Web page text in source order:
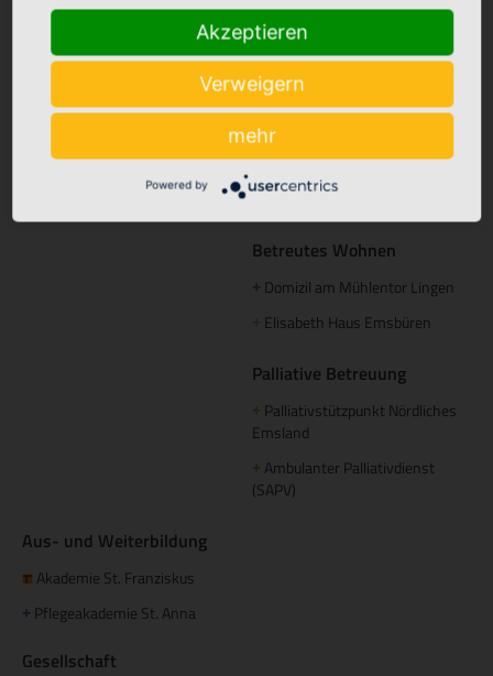
Instagram
St. Bonifatius
Hospitalgesellschaft
Ambulante Pflege
+Caritas Altenhilfe Emsland
+Caritas Sozialstation Lingen
Ambulante Pflege Sögel
Betreutes Wohnen
Domizil am Mühlentor Lingen
Elisabeth Haus Emsbüren
Palliative Betreuung
+ Palliativstützpunkt Nördliches
Emsland
+ Ambulanter Palliativdienst
(SAPV)
Aus- und Weiterbildung
Akademie St. Franziskus
+ Pflegeakademie St. Anna
Gesellschaft
Akzeptieren
Verweigern
mehr
Powered by